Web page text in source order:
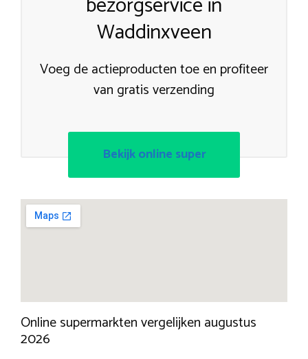
Waddinxveen
Voeg de actieproducten toe en profiteer
van gratis verzending
Bekijk online super
Online supermarkten vergelijken augustus
2026